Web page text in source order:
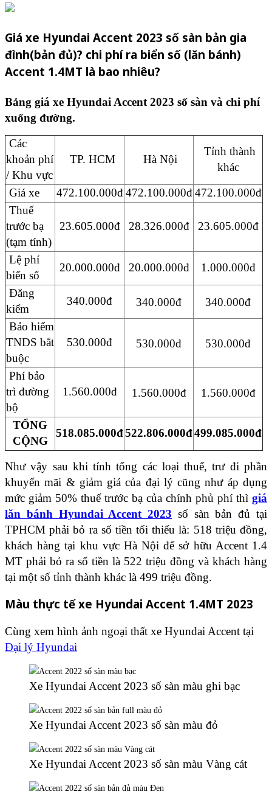
Giá xe Hyundai Accent 2023 số sàn bản gia
đình(bản đủ)? chi phí ra biển số (lăn bánh)
Accent 1.4MT là bao nhiêu?
Bảng giá xe Hyundai Accent 2023 số sàn và chi phí
xuống đường.
Các
khoản phí
/ Khu vực
TP. HCM Hà Nội
Tỉnh thành
khác
Giá xe
472.100.000đ 472.100.000đ 472.100.000đ
Thuế
trước bạ
(tạm tính)
23.605.000đ 28.326.000đ 23.605.000đ
Lệ phí
biển số
20.000.000đ 20.000.000đ
1.000.000đ
Đăng
kiểm
340.000đ 340.000đ
340.000đ
Bảo hiểm
TNDS bắt
buộc
530.000đ 530.000đ 530.000đ
Phí bảo
trì đường
bộ
1.560.000đ 1.560.000đ 1.560.000đ
TỔNG
CỘNG
518.085.000đ522.806.000đ499.085.000đ
Như vậy sau khi tính tổng các loại thuế, trư đi phần
khuyến mãi & giảm giá của đại lý cũng như áp dụng
mức giảm 50% thuế trước bạ của chính phủ phí thì giá
lăn bánh Hyundai Accent 2023 số sàn bản đủ tại
TPHCM phải bỏ ra số tiền tối thiểu là: 518 triệu đồng,
khách hàng tại khu vực Hà Nội để sở hữu Accent 1.4
MT phải bỏ ra số tiền là 522 triệu đồng và khách hàng
tại một số tỉnh thành khác là 499 triệu đồng.
Màu thực tế xe Hyundai Accent 1.4MT 2023
Cùng xem hình ảnh ngoại thất xe Hyundai Accent tại
Đại lý Hyundai
Xe Hyundai Accent 2023 số sàn màu ghi bạc
Xe Hyundai Accent 2023 số sàn màu đỏ
Xe Hyundai Accent 2023 số sàn màu Vàng cát